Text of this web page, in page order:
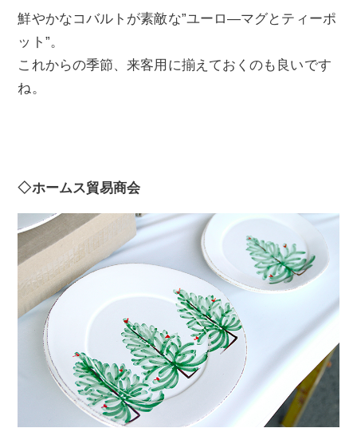
鮮やかなコバルトが素敵な”ユーロ―マグとティーポ
ット”。
これからの季節、来客用に揃えておくのも良いです
ね。
◇ホームス貿易商会